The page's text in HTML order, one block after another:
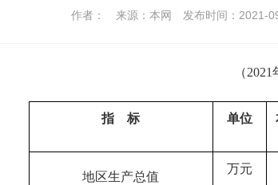
作者： 来源：本网 发布时间：2021-
（2021
指    标 单位
地区生产总值
万元